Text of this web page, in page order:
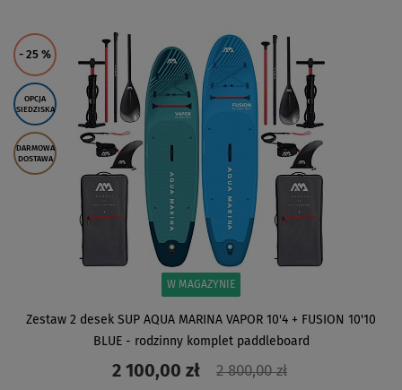
- 25 %
OPCJA
SIEDZISKA
DARMOWA
DOSTAWA
W MAGAZYNIE
Zestaw 2 desek SUP AQUA MARINA VAPOR 10'4 + FUSION 10'10
BLUE - rodzinny komplet paddleboard
2 100,00 zł 2 800,00 zł